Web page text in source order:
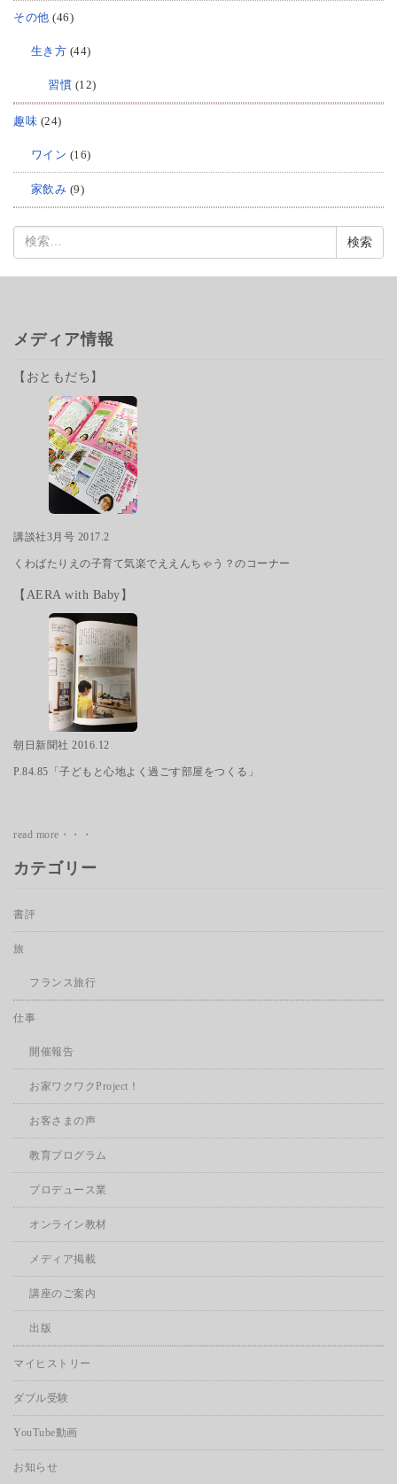
その他 (46)
生き方 (44)
習慣 (12)
趣味 (24)
ワイン (16)
家飲み (9)
メディア情報
【おともだち】
講談社3月号 2017.2
くわばたりえの子育て気楽でええんちゃう？のコーナー
【AERA with Baby】
朝日新聞社 2016.12
P.84.85「子どもと心地よく過ごす部屋をつくる」
read more・・・
カテゴリー
書評
旅
フランス旅行
仕事
開催報告
お家ワクワクProject！
お客さまの声
教育プログラム
プロデュース業
オンライン教材
メディア掲載
講座のご案内
出版
マイヒストリー
ダブル受験
YouTube動画
お知らせ